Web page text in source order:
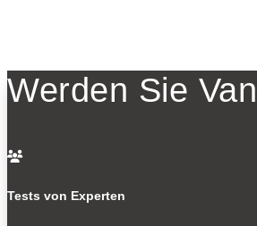
Werden Sie

Tests von Experten